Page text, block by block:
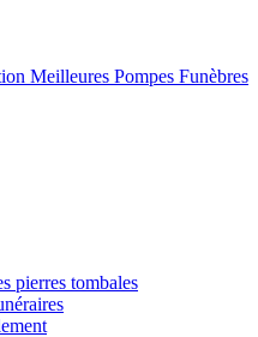
Meilleures Pompes Funèbres
pierres tombales